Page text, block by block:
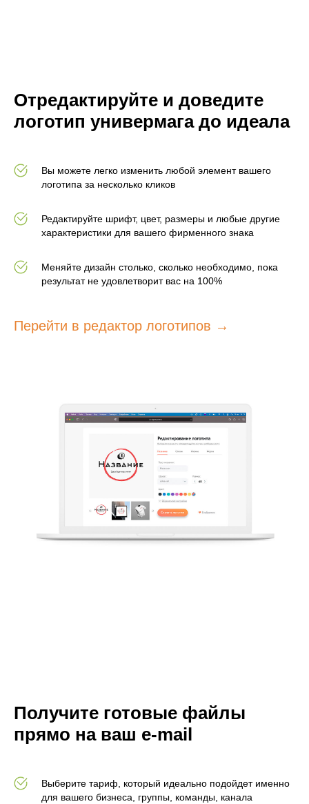
Отредактируйте и доведите
логотип универмага до идеала
Вы можете легко изменить любой элемент вашего
логотипа за несколько кликов
Редактируйте шрифт, цвет, размеры и любые другие
характеристики для вашего фирменного знака
Меняйте дизайн столько, сколько необходимо, пока
результат не удовлетворит вас на 100%
Перейти в редактор логотипов
Получите готовые файлы
прямо на ваш e-mail
Выберите тариф, который идеально подойдет именно
для вашего бизнеса, группы, команды, канала